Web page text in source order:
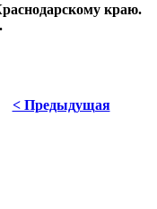
краю.
< Предыдущая